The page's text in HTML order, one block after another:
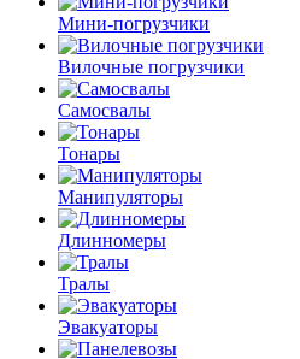
Мини-погрузчики
Вилочные погрузчики
Самосвалы
Тонары
Манипуляторы
Длинномеры
Тралы
Эвакуаторы